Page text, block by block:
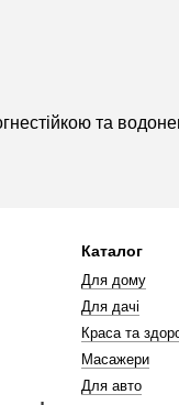
та
Каталог
Для дому
Для дачі
Краса та
Масажери
Для авто